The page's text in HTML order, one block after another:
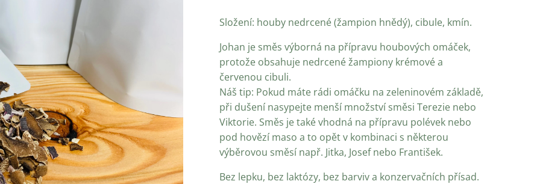
Složení: houby nedrcené (žampion hnědý), cibule, kmín.
Johan je směs výborná na přípravu houbových omáček,
protože obsahuje nedrcené žampiony krémové a
červenou cibuli.
Náš tip: Pokud máte rádi omáčku na zeleninovém základě,
při dušení nasypejte menší množství směsi Terezie nebo
Viktorie. Směs je také vhodná na přípravu polévek nebo
pod hovězí maso a to opět v kombinaci s některou
výběrovou směsí např. Jitka, Josef nebo František.
Bez lepku, bez laktózy, bez barviv a konzervačních přísad.